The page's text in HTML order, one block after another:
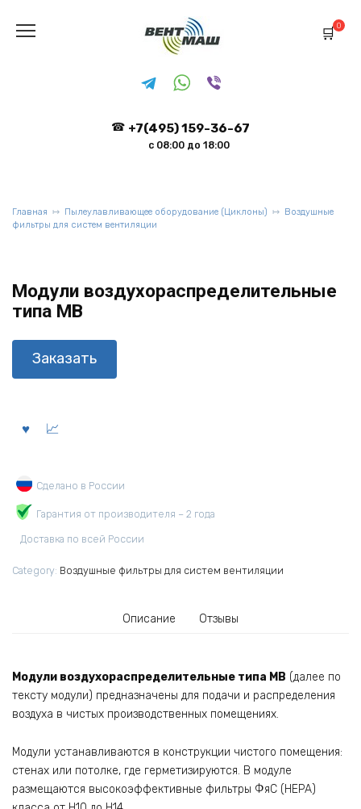
содержанию
+7(495) 159-36-67
с 08:00 до 18:00
0
Главная Пылеулавливающее оборудование (Циклоны)
Воздушные
фильтры для систем вентиляции
Модули воздухораспределительные
типа МВ
Заказать
Сделано в России
Гарантия от производителя – 2 года
Доставка по всей России
Category: Воздушные фильтры для систем вентиляции
Описание Отзывы
Модули воздухораспределительные типа МВ (далее по
тексту модули) предназначены для подачи и распределения
воздуха в чистых производственных помещениях.
Модули устанавливаются в конструкции чистого помещения:
стенах или потолке, где герметизируются. В модуле
размещаются высокоэффективные фильтры ФяС (НЕРА)